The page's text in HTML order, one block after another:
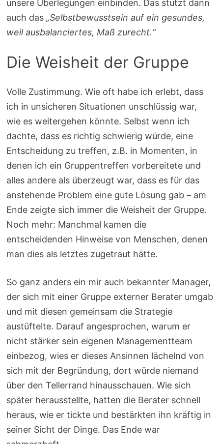
unsere Überlegungen einbinden. Das stutzt dann
auch das„Selbstbewusstsein auf ein gesundes,
weil ausbalanciertes, Maß zurecht.“
Die Weisheit der Gruppe
Volle Zustimmung. Wie oft habe ich erlebt, dass
ich in unsicheren Situationen unschlüssig war,
wie es weitergehen könnte. Selbst wenn ich
dachte, dass es richtig schwierig würde, eine
Entscheidung zu treffen, z.B. in Momenten, in
denen ich ein Gruppentreffen vorbereitete und
alles andere als überzeugt war, dass es für das
anstehende Problem eine gute Lösung gab – am
Ende zeigte sich immer die Weisheit der Gruppe.
Noch mehr: Manchmal kamen die
entscheidenden Hinweise von Menschen, denen
man dies als letztes zugetraut hätte.
So ganz anders ein mir auch bekannter Manager,
der sich mit einer Gruppe externer Berater umgab
und mit diesen gemeinsam die Strategie
austüftelte. Darauf angesprochen, warum er
nicht stärker sein eigenen Managementteam
einbezog, wies er dieses Ansinnen lächelnd von
sich mit der Begründung, dort würde niemand
über den Tellerrand hinausschauen. Wie sich
später herausstellte, hatten die Berater schnell
heraus, wie er tickte und bestärkten ihn kräftig in
seiner Sicht der Dinge. Das Ende war